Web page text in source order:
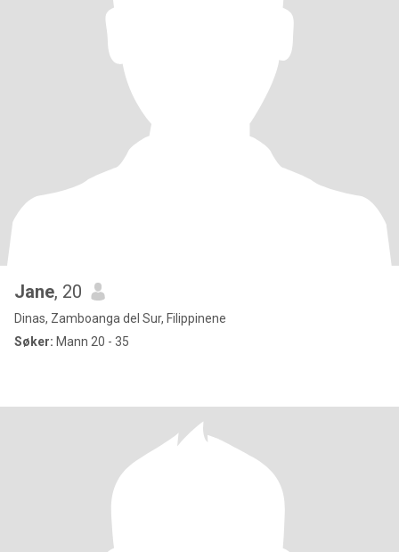
Jane, 20
Dinas, Zamboanga del Sur, Filippinene
Søker: Mann 20 - 35